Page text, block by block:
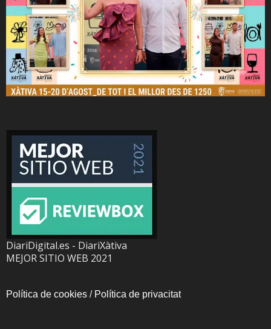
DiariDigital.es - DiariXàtiva
MEJOR SITIO WEB 2021
Política de cookies / Política de privacitat